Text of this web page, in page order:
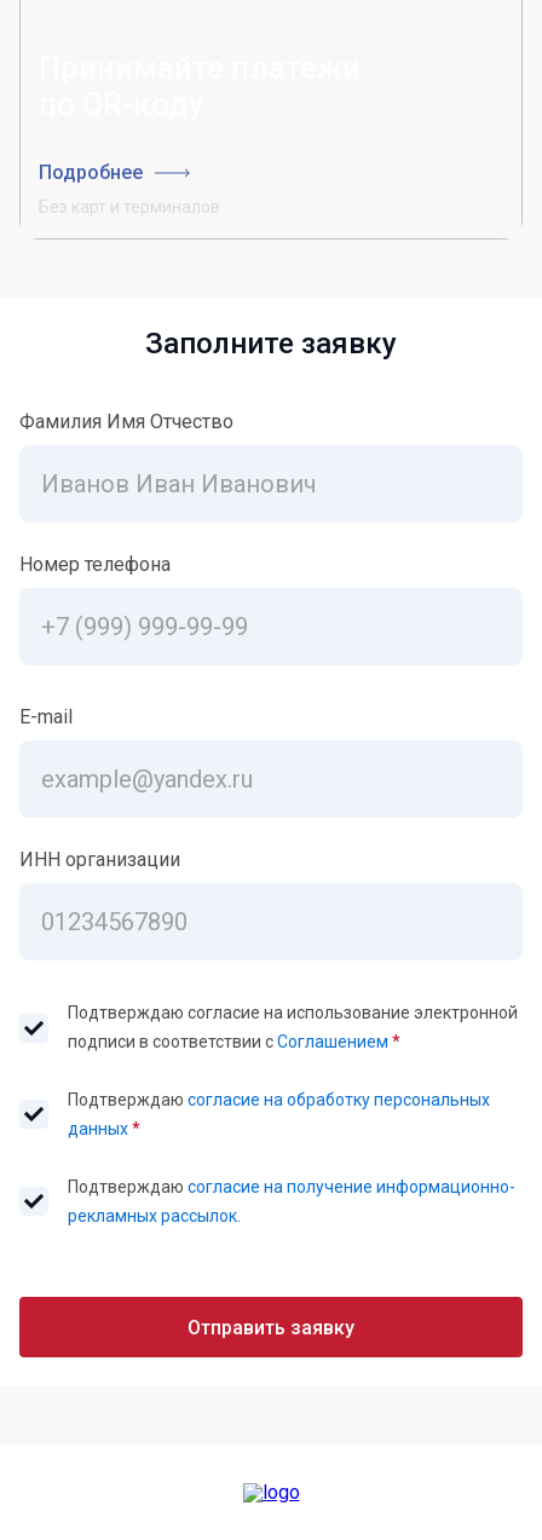
Подробнее
Без карт и терминалов
Заполните заявку
Фамилия Имя Отчество
Номер телефона
E-mail
ИНН организации
Подтверждаю согласие на использование электронной
подписи в соответствии сСоглашением *
Подтверждаю согласие на обработку персональных
данных*
Подтверждаю согласие на получение информационно-
рекламных рассылок.
Отправить заявку